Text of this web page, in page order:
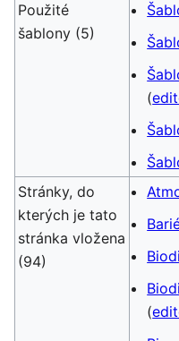
Použité
šablony (5)
(
Stránky, do
kterých je tato
stránka vložena
(94)
(